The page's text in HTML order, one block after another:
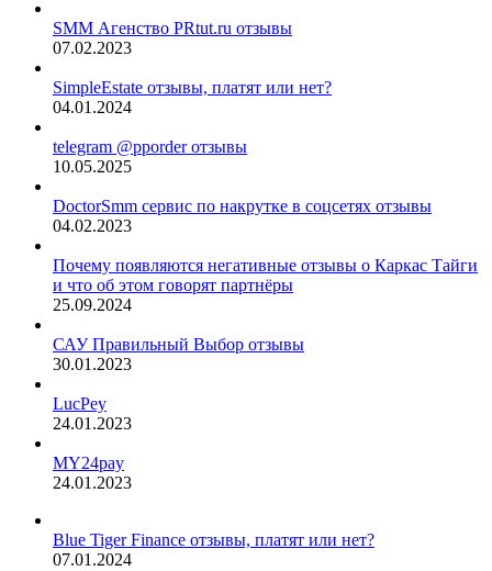
SMM Агенство PRtut.ru отзывы
07.02.2023
SimpleEstate отзывы, платят или нет?
04.01.2024
telegram @pporder отзывы
10.05.2025
DoctorSmm сервис по накрутке в соцсетях отзывы
04.02.2023
Почему появляются негативные отзывы о Каркас Тайги
и что об этом говорят партнёры
25.09.2024
САУ Правильный Выбор отзывы
30.01.2023
LucPey
24.01.2023
MY24pay
24.01.2023
Blue Tiger Finance отзывы, платят или нет?
07.01.2024